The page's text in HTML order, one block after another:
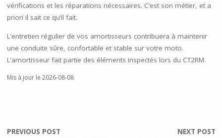
vérifications et les réparations nécessaires. C’est son métier, et a
priori il sait ce qu’il fait.
L’entretien régulier de vos amortisseurs contribuera à maintenir
une conduite sûre, confortable et stable sur votre moto.
L’amortisseur fait partie des éléments inspectés lors du CT2RM.
Mis à jour le 2026-08-08
PREVIOUS POST NEXT POST